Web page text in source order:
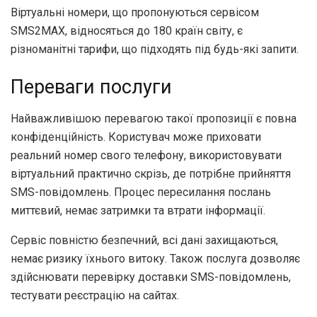
Віртуальні номери, що пропонуються сервісом
SMS2MAX, відносяться до 180 країн світу, є
різноманітні тарифи, що підходять під будь-які запити.
Переваги послуги
Найважливішою перевагою такої пропозиції є повна
конфіденційність. Користувач може приховати
реальний номер свого телефону, використовувати
віртуальний практично скрізь, де потрібне прийняття
SMS-повідомлень. Процес пересилання послань
миттєвий, немає затримки та втрати інформації.
Сервіс повністю безпечний, всі дані захищаються,
немає ризику їхнього витоку. Також послуга дозволяє
здійснювати перевірку доставки SMS-повідомлень,
тестувати реєстрацію на сайтах.